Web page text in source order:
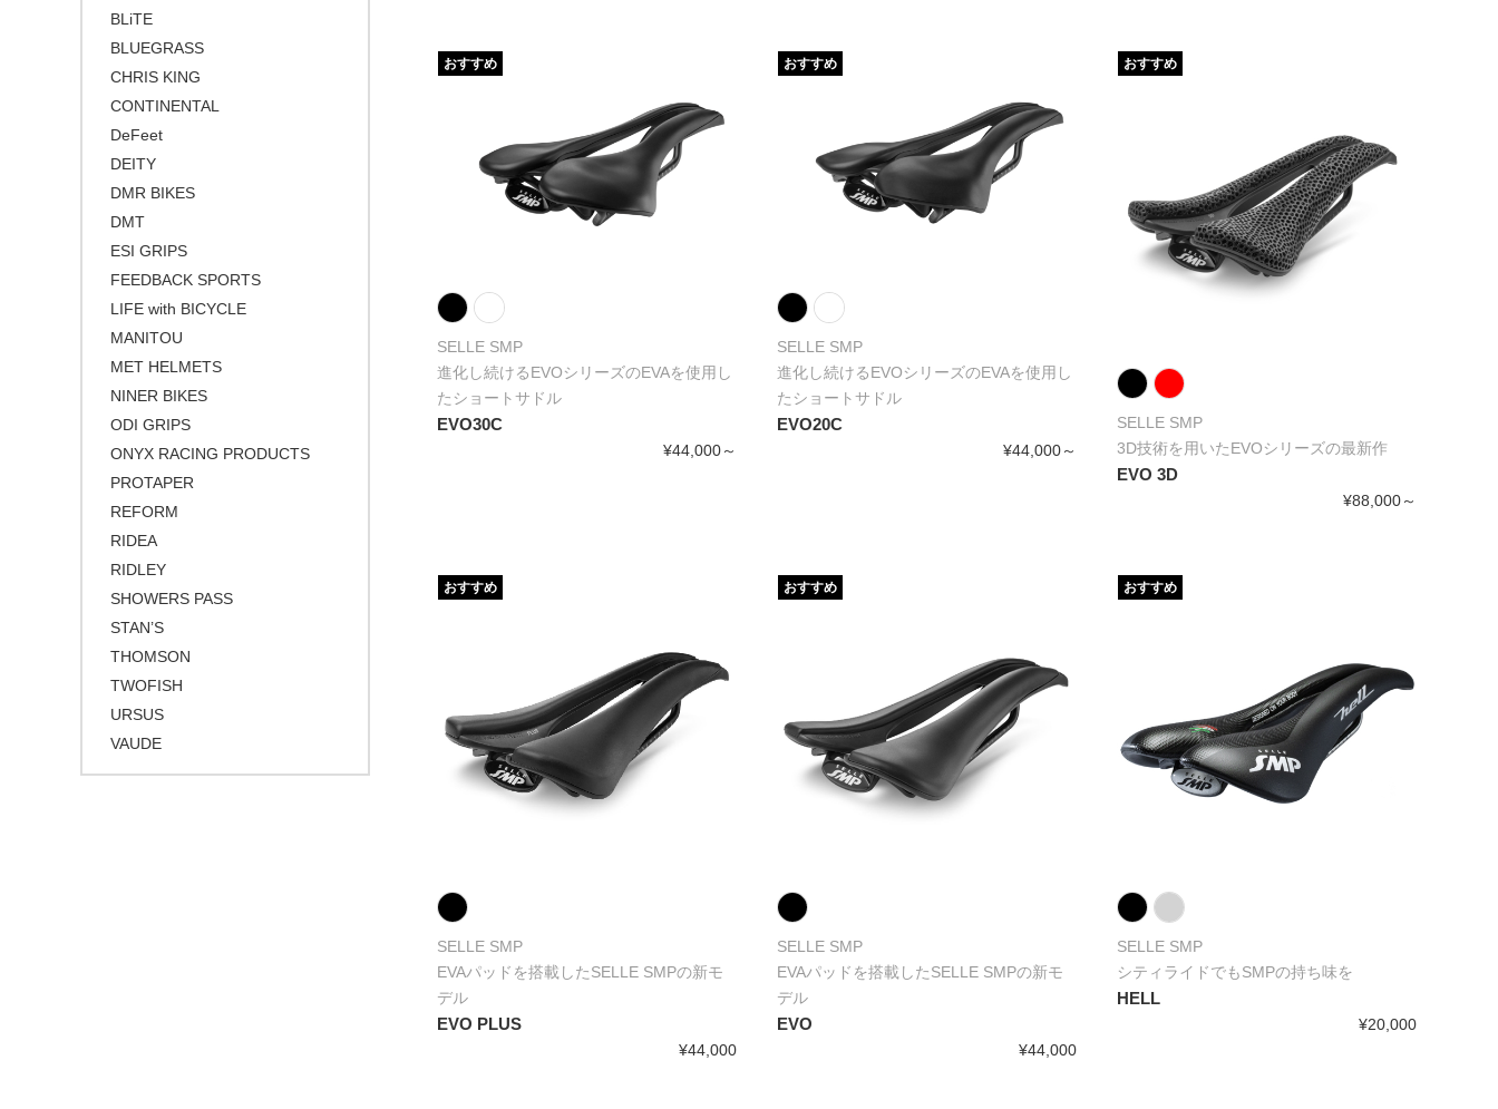
SELLE SMP
進化し続けるEVOシリーズのEVAを使用し
たショートサドル
EVO30C
¥44,000～
おすすめ
SELLE SMP
進化し続けるEVOシリーズのEVAを使用し
たショートサドル
EVO20C
¥44,000～
おすすめ
SELLE SMP
3D技術を用いたEVOシリーズの最新作
EVO 3D
¥88,000～
おすすめ
SELLE SMP
EVAパッドを搭載したSELLE SMPの新モ
デル
EVO PLUS
¥44,000
おすすめ
SELLE SMP
EVAパッドを搭載したSELLE SMPの新モ
デル
EVO
¥44,000
おすすめ
SELLE SMP
シティライドでもSMPの持ち味を
HELL
¥20,000
おすすめ
BLiTE
BLUEGRASS
CHRIS KING
CONTINENTAL
DeFeet
DEITY
DMR BIKES
DMT
ESI GRIPS
FEEDBACK SPORTS
LIFE with BICYCLE
MANITOU
MET HELMETS
NINER BIKES
ODI GRIPS
ONYX RACING PRODUCTS
PROTAPER
REFORM
RIDEA
RIDLEY
SHOWERS PASS
STAN’S
THOMSON
TWOFISH
URSUS
VAUDE